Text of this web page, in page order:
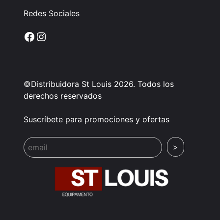
Redes Sociales
Facebook
Instagram
©Distribuidora St Louis 2026. Todos los
derechos reservados
Suscríbete para promociones y ofertas